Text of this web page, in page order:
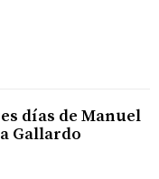
días de Manuel
Gallardo